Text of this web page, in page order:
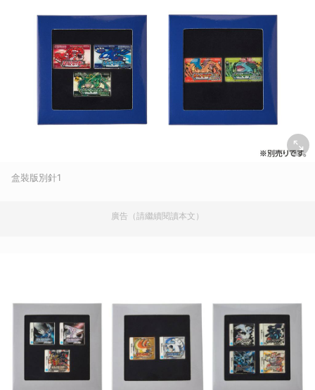
盒裝版別針1
廣告（請繼續閱讀本文）